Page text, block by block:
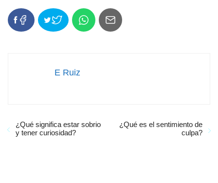
E Ruiz
¿Qué significa estar sobrio
y tener curiosidad?
¿Qué es el sentimiento de
culpa?